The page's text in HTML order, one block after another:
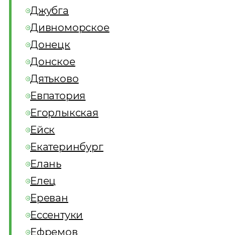
Джубга
Дивноморское
Донецк
Донское
Дятьково
Евпатория
Егорлыкская
Ейск
Екатеринбург
Елань
Елец
Ереван
Ессентуки
Ефремов